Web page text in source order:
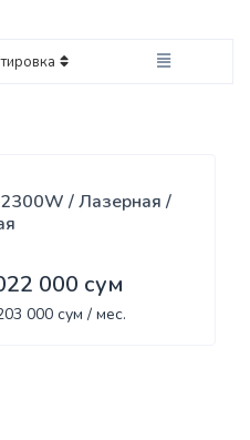
/ Лазерная /
000 сум
000 сум / мес.